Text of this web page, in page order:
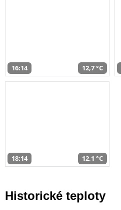
16:14 12,7 °C
18:14 12,1 °C
Historické teploty